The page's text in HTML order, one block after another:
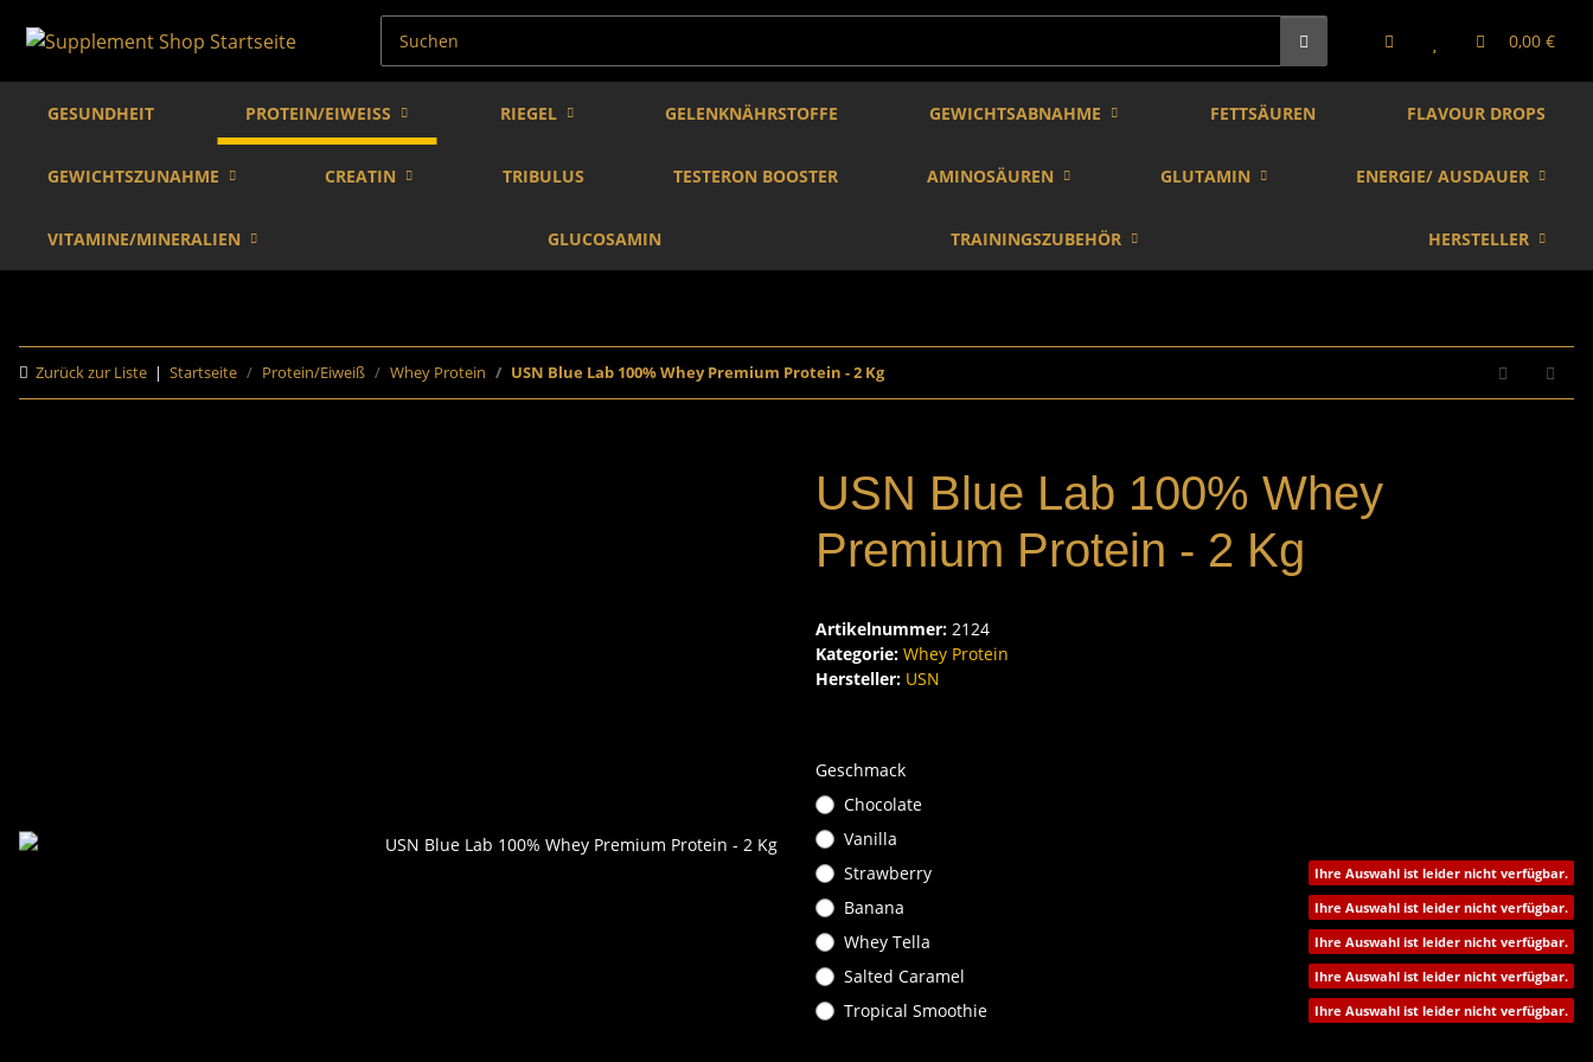
0,00 €
GESUNDHEIT PROTEIN/EIWEISS RIEGEL GELENKNÄHRSTOFFE GEWICHTSABNAHME FETTSÄUREN FLAVOUR DROPS
GEWICHTSZUNAHME CREATIN TRIBULUS TESTERON BOOSTER AMINOSÄUREN GLUTAMIN ENERGIE/ AUSDAUER
VITAMINE/MINERALIEN GLUCOSAMIN TRAININGSZUBEHÖR HERSTELLER
Zurück zur Liste Startseite Protein/Eiweiß Whey Protein USN Blue Lab 100% Whey Premium Protein - 2 Kg
USN Blue Lab 100% Whey
Premium Protein - 2 Kg
Artikelnummer: 2124
Kategorie: Whey Protein
Hersteller: USN
Geschmack
Chocolate
Vanilla
Strawberry
Ihre Auswahl ist leider nicht verfügbar.
Banana Ihre Auswahl ist leider nicht verfügbar.
Whey Tella Ihre Auswahl ist leider nicht verfügbar.
Salted Caramel Ihre Auswahl ist leider nicht verfügbar.
Tropical Smoothie Ihre Auswahl ist leider nicht verfügbar.